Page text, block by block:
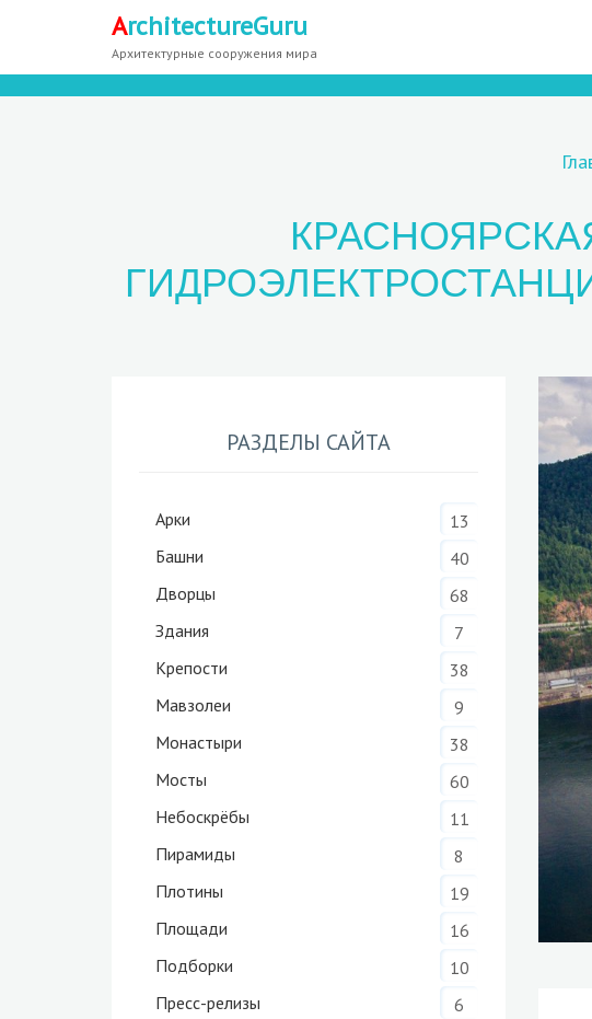
ArchitectureGuru
Архитектурные сооружения мира
РАЗДЕЛЫ САЙТА
Арки
13
Башни
40
Дворцы
68
Здания
7
Крепости
38
Мавзолеи
9
Монастыри
38
Мосты
60
Небоскрёбы
11
Пирамиды
8
Плотины
19
Площади
16
Подборки
10
Пресс-релизы
6